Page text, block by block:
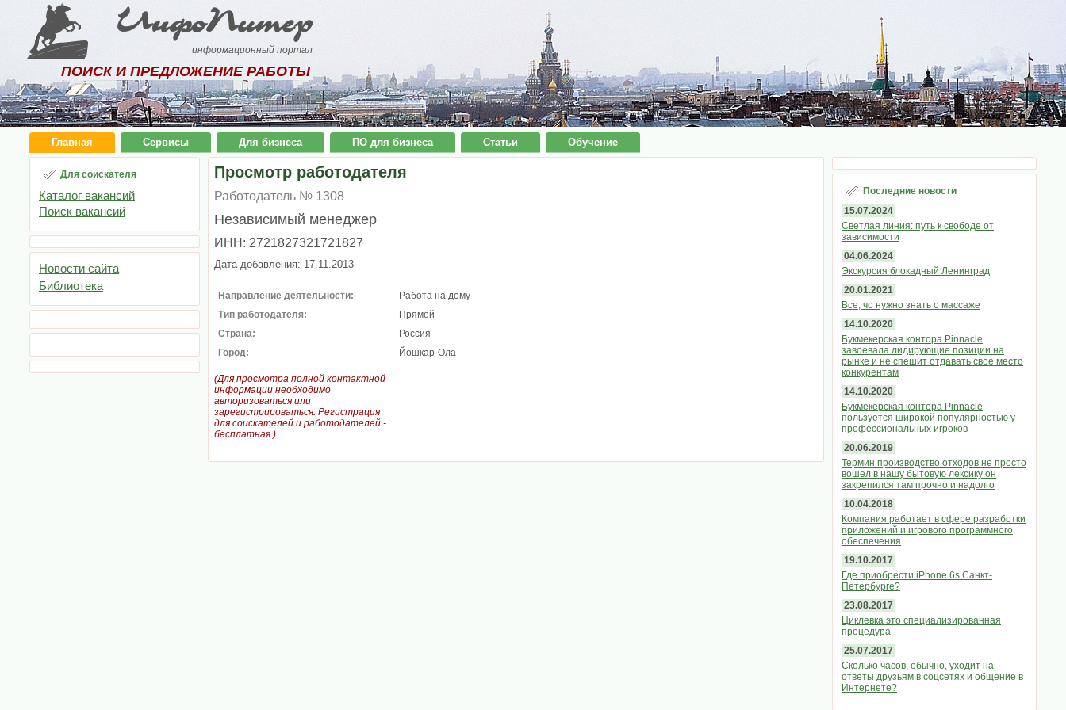
ИнфоПитер
информационный портал
ПОИСК И ПРЕДЛОЖЕНИЕ РАБОТЫ
Главная Сервисы Для бизнеса ПО для бизнеса Статьи Обучение
Для соискателя
Каталог вакансий
Поиск вакансий
Новости сайта
Библиотека
Просмотр работодателя
Работодатель № 1308
Независимый менеджер
ИНН: 2721827321721827
Дата добавления: 17.11.2013
Направление деятельности:
Работа на дому
Тип работодателя:
Прямой
Страна:
Россия
Город:
Йошкар-Ола
(Для просмотра полной контактной
информации необходимо
авторизоваться или
зарегистрироваться. Регистрация
для соискателей и работодателей -
бесплатная.)
Последние новости
15.07.2024
Светлая линия: путь к свободе от
зависимости
04.06.2024
Экскурсия блокадный Ленинград
20.01.2021
Все, чо нужно знать о массаже
14.10.2020
Букмекерская контора Pinnacle
завоевала лидирующие позиции на
рынке и не спешит отдавать свое место
конкурентам
14.10.2020
Букмекерская контора Pinnacle
пользуется широкой популярностью у
профессиональных игроков
20.06.2019
Термин производство отходов не просто
вошел в нашу бытовую лексику он
закрепился там прочно и надолго
10.04.2018
Компания работает в сфере разработки
приложений и игрового программного
обеспечения
19.10.2017
Где приобрести iPhone 6s Санкт-
Петербурге?
23.08.2017
Циклевка это специализированная
процедура
25.07.2017
Сколько часов, обычно, уходит на
ответы друзьям в соцсетях и общение в
Интернете?